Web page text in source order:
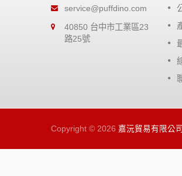
service@puffdino.com
40850 台中市工業區23
路25號
高粘度矽
屬都很安
Copyright © 2026 嘉沅貿易有限公